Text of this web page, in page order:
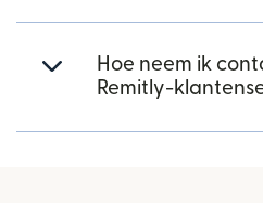
Hoe neem ik
Remitly-